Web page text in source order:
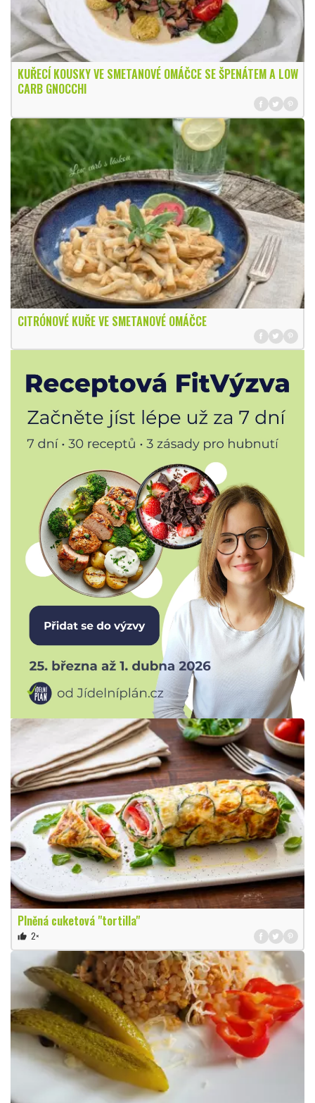
KUŘECÍ KOUSKY VE SMETANOVÉ OMÁČCE SE ŠPENÁTEM A LOW
CARB GNOCCHI
CITRÓNOVÉ KUŘE VE SMETANOVÉ OMÁČCE
Plněná cuketová "tortilla"
thumb_up 2×